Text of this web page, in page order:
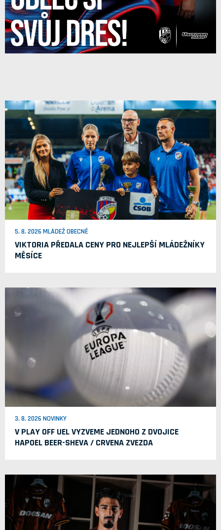
5. 8. 2026 MLÁDEŽ OBECNĚ
VIKTORIA PŘEDALA CENY PRO NEJLEPŠÍ MLÁDEŽNÍKY
MĚSÍCE
3. 8. 2026 NOVINKY
V PLAY OFF UEL VYZVEME JEDNOHO Z DVOJICE
HAPOEL BEER-SHEVA / CRVENA ZVEZDA